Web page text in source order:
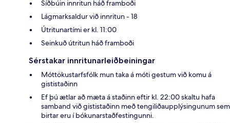
Síðbúin innritun háð framboði
Lágmarksaldur við innritun - 18
Útritunartími er kl. 11:00
Seinkuð útritun háð framboði
Sérstakar innritunarleiðbeiningar
Móttökustarfsfólk mun taka á móti gestum við komu á
gististaðinn
Ef þú ætlar að mæta á staðinn eftir kl. 22:00 skaltu hafa
samband við gististaðinn með tengiliðaupplýsingunum sem
birtar eru í bókunarstaðfestingunni.